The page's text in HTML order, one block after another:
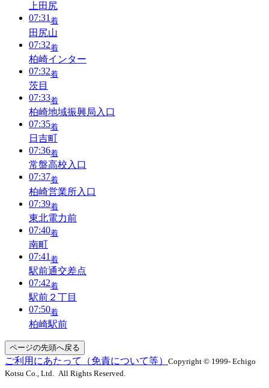
上田尻
07:31 着
田尻山
07:32着
柏崎インター
07:32着
茨目
07:33着
柏崎地域振興局入口
07:35着
日吉町
07:36着
常盤高校入口
07:37着
柏崎営業所入口
07:39着
東北電力前
07:40着
南町
07:41 着
駅前通交差点
07:42着
駅前２丁目
07:50着
柏崎駅前
ページの先頭へ戻る
ご利用にあたって（免責について等） Copyright © 1999- Echigo
Kotsu Co., Ltd. All Rights Reserved.